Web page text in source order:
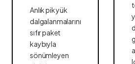
Anlık pik yük
dalgalanmalarını
sıfır paket
kaybıyla
sönümleyen